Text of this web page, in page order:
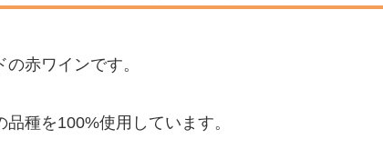
赤ワインです。
品種を100%使用しています。